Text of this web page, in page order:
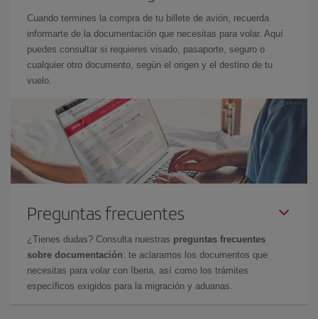
Cuando termines la compra de tu billete de avión, recuerda
informarte de la documentación que necesitas para volar. Aquí
puedes consultar si requieres visado, pasaporte, seguro o
cualquier otro documento, según el origen y el destino de tu
vuelo.
Preguntas frecuentes
¿Tienes dudas? Consulta nuestras preguntas frecuentes
sobre documentación: te aclaramos los documentos que
necesitas para volar con Iberia, así como los trámites
específicos exigidos para la migración y aduanas.